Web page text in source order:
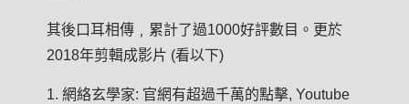
其後口耳相傳﹐累計了過1000好評數目。更於
2018年剪輯成影片 (看以下)
1. 網絡玄學家: 官網有超過千萬的點擊, Youtube